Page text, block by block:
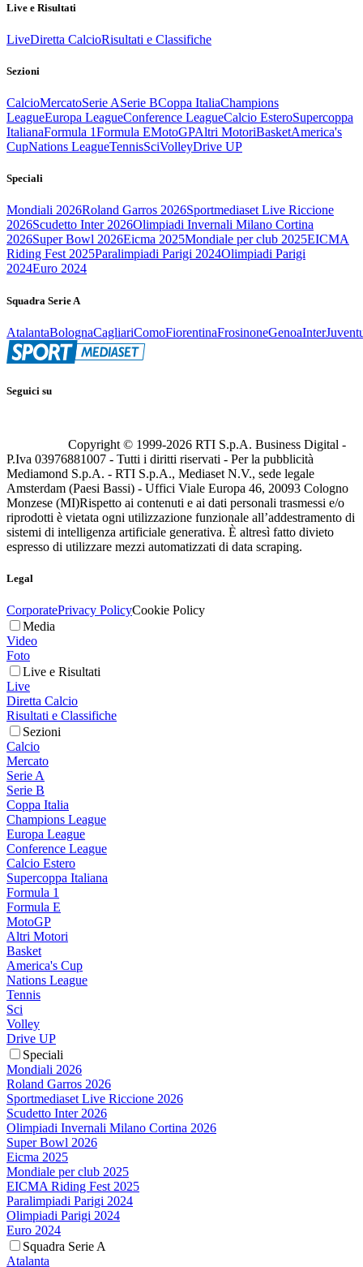
Live e Risultati
LiveDiretta CalcioRisultati e Classifiche
Sezioni
CalcioMercatoSerie ASerie BCoppa ItaliaChampions
LeagueEuropa LeagueConference LeagueCalcio EsteroSupercoppa
ItalianaFormula 1Formula EMotoGPAltri MotoriBasketAmerica's
CupNations LeagueTennisSciVolleyDrive UP
Speciali
Mondiali 2026Roland Garros 2026Sportmediaset Live Riccione
2026Scudetto Inter 2026Olimpiadi Invernali Milano Cortina
2026Super Bowl 2026Eicma 2025Mondiale per club 2025EICMA
Riding Fest 2025Paralimpiadi Parigi 2024Olimpiadi Parigi
2024Euro 2024
Squadra Serie A
AtalantaBolognaCagliariComoFiorentinaFrosinoneGenoaInter
Seguici su
Copyright © 1999-2026 RTI S.p.A. Business Digital -
P.Iva 03976881007 - Tutti i diritti riservati - Per la pubblicità
Mediamond S.p.A. - RTI S.p.A., Mediaset N.V., sede legale
Amsterdam (Paesi Bassi) - Uffici Viale Europa 46, 20093 Cologno
Monzese (MI)Rispetto ai contenuti e ai dati personali trasmessi e/o
riprodotti è vietata ogni utilizzazione funzionale all’addestramento di
sistemi di intelligenza artificiale generativa. È altresì fatto divieto
espresso di utilizzare mezzi automatizzati di data scraping.
Legal
CorporatePrivacy PolicyCookie Policy
Media
Video
Foto
Live e Risultati
Live
Diretta Calcio
Risultati e Classifiche
Sezioni
Calcio
Mercato
Serie A
Serie B
Coppa Italia
Champions League
Europa League
Conference League
Calcio Estero
Supercoppa Italiana
Formula 1
Formula E
MotoGP
Altri Motori
Basket
America's Cup
Nations League
Tennis
Sci
Volley
Drive UP
Speciali
Mondiali 2026
Roland Garros 2026
Sportmediaset Live Riccione 2026
Scudetto Inter 2026
Olimpiadi Invernali Milano Cortina 2026
Super Bowl 2026
Eicma 2025
Mondiale per club 2025
EICMA Riding Fest 2025
Paralimpiadi Parigi 2024
Olimpiadi Parigi 2024
Euro 2024
Squadra Serie A
Atalanta